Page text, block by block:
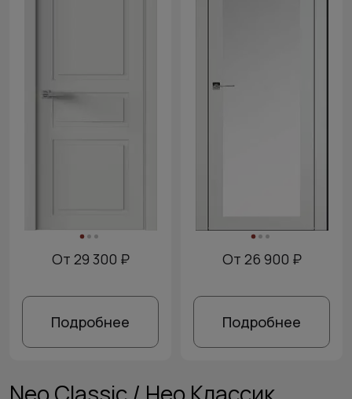
От 29 300 ₽
Подробнее
От 26 900 ₽
Подробнее